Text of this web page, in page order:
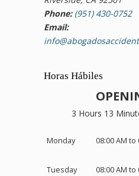
Phone: (951) 430-0752
Email:
Horas Hábiles
3 Hours 13
Monday 08:00 AM to
Tuesday 08:00 AM to